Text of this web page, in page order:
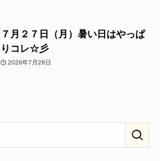
７月２７日（月）暑い日はやっぱ
りコレ☆彡
2026年7月28日